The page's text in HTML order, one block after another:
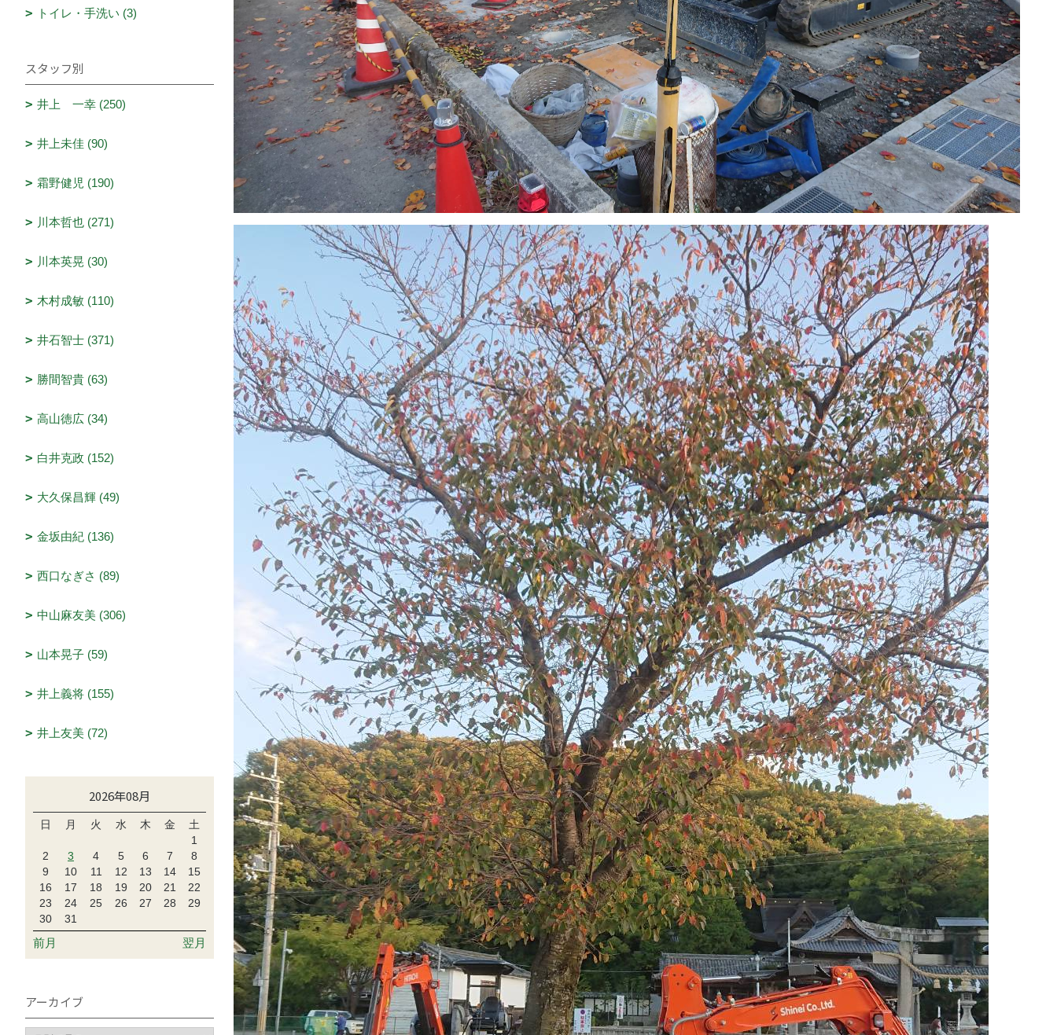
トイレ・手洗い (3)
スタッフ別
井上 一幸 (250)
井上未佳 (90)
霜野健児 (190)
川本哲也 (271)
川本英晃 (30)
木村成敏 (110)
井石智士 (371)
勝間智貴 (63)
高山徳広 (34)
白井克政 (152)
大久保昌輝 (49)
金坂由紀 (136)
西口なぎさ (89)
中山麻友美 (306)
山本晃子 (59)
井上義将 (155)
井上友美 (72)
2026年08月
日 月 火 水 木 金
土
1
2
3 4 5 6 7
8
9
10 11 12 13 14
15
16
17 18 19 20 21
22
23
24 25 26 27 28
29
30
31
前月 翌月
アーカイブ